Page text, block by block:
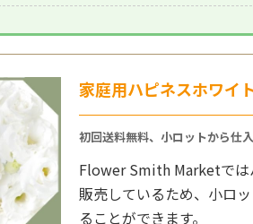
家庭用ハピネスホワイ
初回送料無料、小ロットから仕
Flower Smith Marketでは
販売しているため、小ロ
ることができます。